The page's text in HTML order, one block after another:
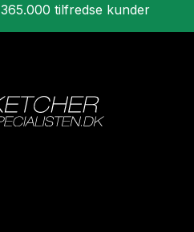
365.000 tilfredse kunder